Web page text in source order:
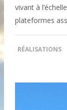
vivant à
plateformes
RÉALISATIONS